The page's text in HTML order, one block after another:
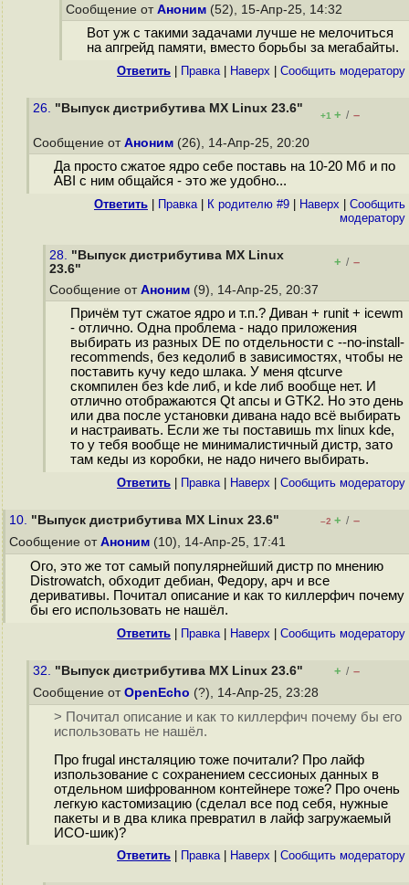
Сообщение от Аноним (52), 15-Апр-25, 14:32
Вот уж с такими задачами лучше не мелочиться
на апгрейд памяти, вместо борьбы за мегабайты.
Ответить Правка| Наверх Cообщить модератору
26. "Выпуск дистрибутива MX Linux 23.6"
+1 + / –
Сообщение от Аноним (26), 14-Апр-25, 20:20
Да просто сжатое ядро себе поставь на 10-20 Мб и по
ABI с ним общайся - это же удобно...
Ответить Правка| К родителю #9 Наверх
Cообщить
модератору
28. "Выпуск дистрибутива MX Linux
23.6"
+ / –
Сообщение от Аноним (9), 14-Апр-25, 20:37
Причём тут сжатое ядро и т.п.? Диван + runit + icewm
- отлично. Одна проблема - надо приложения
выбирать из разных DE по отдельности с --no-install-
recommends, без кедолиб в зависимостях, чтобы не
поставить кучу кедо шлака. У меня qtcurve
скомпилен без kde либ, и kde либ вообще нет. И
отлично отображаются Qt апсы и GTK2. Но это день
или два после установки дивана надо всё выбирать
и настраивать. Если же ты поставишь mx linux kde,
то у тебя вообще не минималистичный дистр, зато
там кеды из коробки, не надо ничего выбирать.
Ответить Правка| Наверх Cообщить модератору
10. "Выпуск дистрибутива MX Linux 23.6" –2 + / –
Сообщение от Аноним (10), 14-Апр-25, 17:41
Ого, это же тот самый популярнейший дистр по мнению
Distrowatch, обходит дебиан, Федору, арч и все
деривативы. Почитал описание и как то киллерфич почему
бы его использовать не нашёл.
Ответить Правка| Наверх Cообщить модератору
32. "Выпуск дистрибутива MX Linux 23.6" + / –
Сообщение от OpenEcho (?), 14-Апр-25, 23:28
> Почитал описание и как то киллерфич почему бы его
использовать не нашёл.
Про frugal инсталяцию тоже почитали? Про лайф
изпользование с сохранением сессионых данных в
отдельном шифрованном контейнере тоже? Про очень
легкую кастомизацию (сделал все под себя, нужные
пакеты и в два клика превратил в лайф загружаемый
ИСО-шик)?
Ответить Правка| Наверх Cообщить модератору